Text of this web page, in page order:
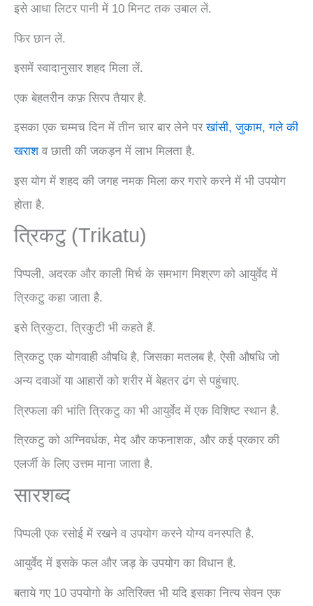
इसे आधा लिटर पानी में 10 मिनट तक उबाल लें.
फिर छान लें.
इसमें स्वादानुसार शहद मिला लें.
एक बेहतरीन कफ़ सिरप तैयार है.
इसका एक चम्मच दिन में तीन चार बार लेने परखांसी, जुकाम, गले की
खराशव छाती की जकड़न में लाभ मिलता है.
इस योग में शहद की जगह नमक मिला कर गरारे करने में भी उपयोग
होता है.
त्रिकटु (Trikatu)
पिप्पली, अदरक और काली मिर्च के समभाग मिश्रण को आयुर्वेद में
त्रिकटु कहा जाता है.
इसे त्रिकुटा, त्रिकुटी भी कहते हैं.
त्रिकटु एक योगवाही औषधि है, जिसका मतलब है, ऐसी औषधि जो
अन्य दवाओं या आहारों को शरीर में बेहतर ढंग से पहुंचाए.
त्रिफला की भांति त्रिकटु का भी आयुर्वेद में एक विशिष्ट स्थान है.
त्रिकटु को अग्निवर्धक, मेद और कफनाशक, और कई प्रकार की
एलर्जी के लिए उत्तम माना जाता है.
सारशब्द
पिप्पली एक रसोई में रखने व उपयोग करने योग्य वनस्पति है.
आयुर्वेद में इसके फल और जड़ के उपयोग का विधान है.
बताये गए 10 उपयोगो के अतिरिक्त भी यदि इसका नित्य सेवन एक